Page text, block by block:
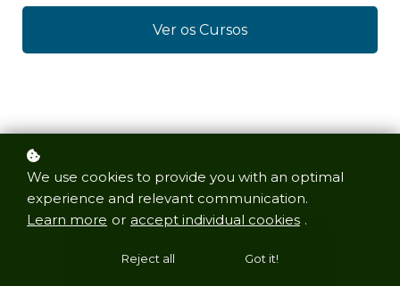
Ver os Cursos
We use cookies to provide you with an optimal
experience and relevant communication.
Learn more or accept individual cookies .
Reject all Got it!